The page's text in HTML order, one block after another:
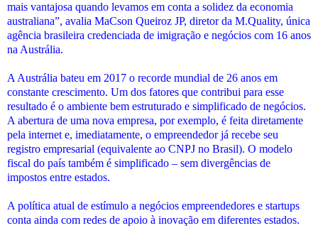
mais vantajosa quando levamos em conta a solidez da economia
australiana”, avalia MaCson Queiroz JP, diretor da M.Quality, única
agência brasileira credenciada de imigração e negócios com 16 anos
na Austrália.
A Austrália bateu em 2017 o recorde mundial de 26 anos em
constante crescimento. Um dos fatores que contribui para esse
resultado é o ambiente bem estruturado e simplificado de negócios.
A abertura de uma nova empresa, por exemplo, é feita diretamente
pela internet e, imediatamente, o empreendedor já recebe seu
registro empresarial (equivalente ao CNPJ no Brasil). O modelo
fiscal do país também é simplificado – sem divergências de
impostos entre estados.
A política atual de estímulo a negócios empreendedores e startups
conta ainda com redes de apoio à inovação em diferentes estados.